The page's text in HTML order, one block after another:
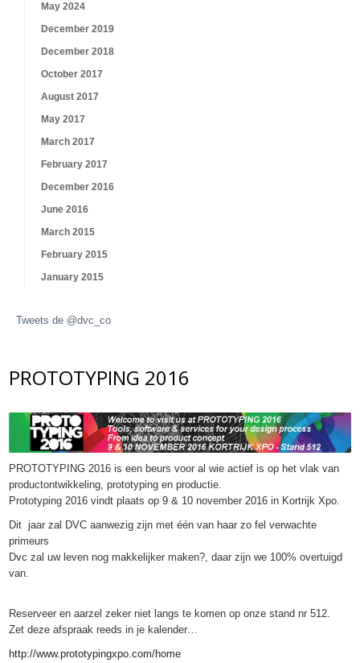
May 2024
December 2019
December 2018
October 2017
August 2017
May 2017
March 2017
February 2017
December 2016
June 2016
March 2015
February 2015
January 2015
Tweets de @dvc_co
PROTOTYPING 2016
PROTOTYPING 2016 is een beurs voor al wie actief is op het vlak van
productontwikkeling, prototyping en productie.
Prototyping 2016 vindt plaats op 9 & 10 november 2016 in Kortrijk Xpo.
Dit jaar zal DVC aanwezig zijn met één van haar zo fel verwachte
primeurs
Dvc zal uw leven nog makkelijker maken?, daar zijn we 100% overtuigd
van.
Reserveer en aarzel zeker niet langs te komen op onze stand nr 512.
Zet deze afspraak reeds in je kalender…
http://www.prototypingxpo.com/home